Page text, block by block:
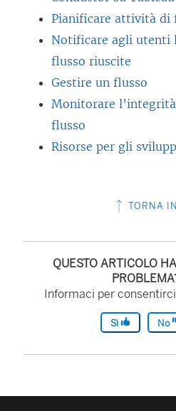
Pianificare attività di
Notificare agli utenti
flusso riuscite
Gestire un flusso
Monitorare
flusso
Risorse per gli
TORNA
QUESTO ARTICOLO
Informaci per
Sì No